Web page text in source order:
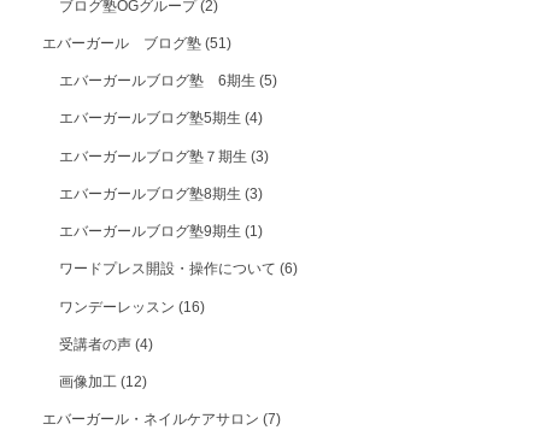
ブログ塾OGグループ(2)
エバーガール ブログ塾(51)
エバーガールブログ塾 6期生(5)
エバーガールブログ塾5期生(4)
エバーガールブログ塾７期生(3)
エバーガールブログ塾8期生(3)
エバーガールブログ塾9期生(1)
ワードプレス開設・操作について(6)
ワンデーレッスン(16)
受講者の声(4)
画像加工(12)
エバーガール・ネイルケアサロン(7)